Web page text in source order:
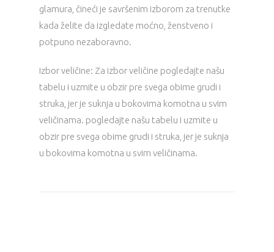
glamura, čineći je savršenim izborom za trenutke
kada želite da izgledate moćno, ženstveno i
potpuno nezaboravno.
Izbor veličine: Za izbor veličine pogledajte našu
tabelu i uzmite u obzir pre svega obime grudi i
struka, jer je suknja u bokovima komotna u svim
veličinama. pogledajte našu tabelu i uzmite u
obzir pre svega obime grudi i struka, jer je suknja
u bokovima komotna u svim veličinama.